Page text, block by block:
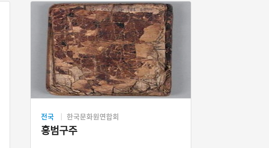
전국 한국문화원연합회
홍범구주